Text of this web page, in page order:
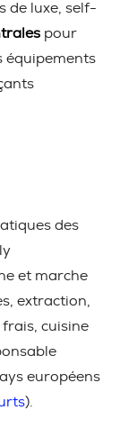
de luxe, self-
pour
équipements
des
et marche
extraction,
cuisine
européens
).